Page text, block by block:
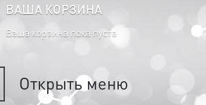
ВАША КОРЗИНА
Ваша корзина пока пуста
Открытьменю